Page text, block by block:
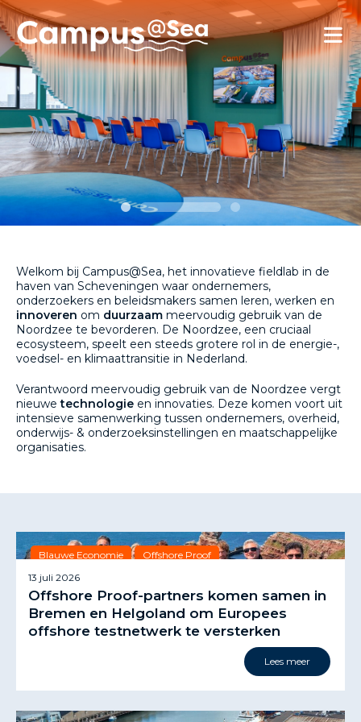
Skip and go to content
Directly to navigation
Welkom bij Campus@Sea, het innovatieve fieldlab in de
haven van Scheveningen waar ondernemers,
onderzoekers en beleidsmakers samen leren, werken en
innoveren om duurzaam meervoudig gebruik van de
Noordzee te bevorderen. De Noordzee, een cruciaal
ecosysteem, speelt een steeds grotere rol in de energie-,
voedsel- en klimaattransitie in Nederland.
Verantwoord meervoudig gebruik van de Noordzee vergt
nieuwetechnologie en innovaties. Deze komen voort uit
intensieve samenwerking tussen ondernemers, overheid,
onderwijs- & onderzoeksinstellingen en maatschappelijke
organisaties.
Blauwe Economie
Offshore Proof
13 juli 2026
Offshore Proof-partners komen samen in
Bremen en Helgoland om Europees
offshore testnetwerk te versterken
Lees meer